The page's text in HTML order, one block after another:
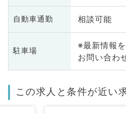
自動車通勤 相談可能
駐車場
※最新情報
お問い合わ
この求人と条件が近い